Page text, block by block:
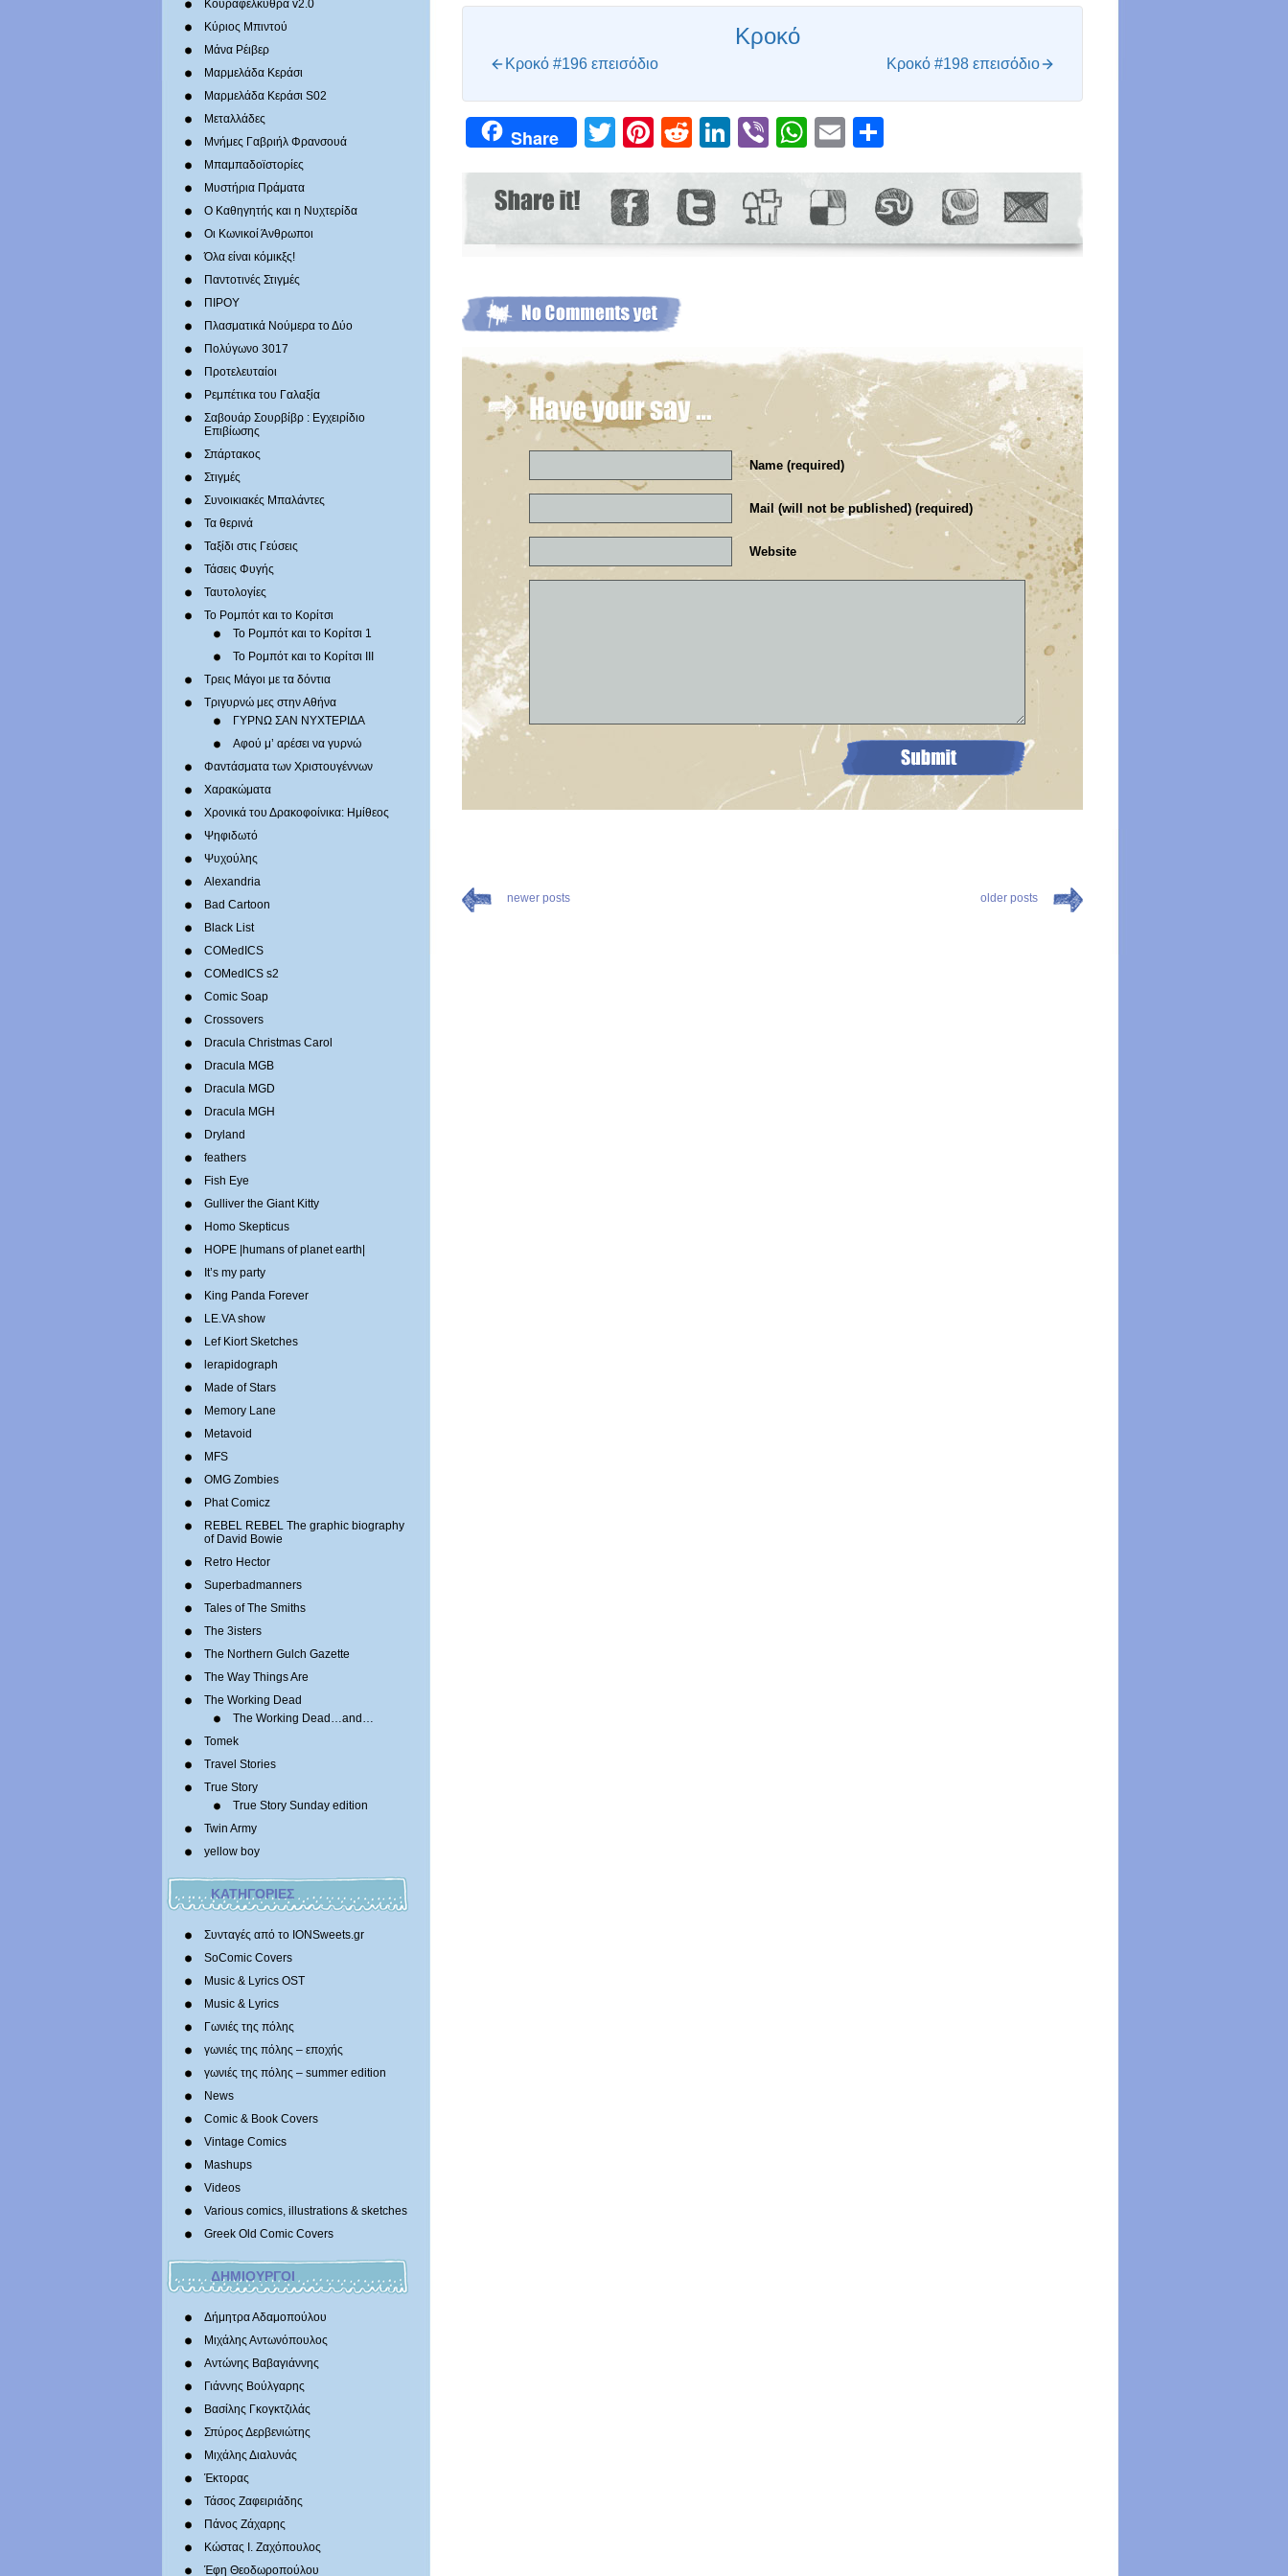
Κουραφέλκυθρα v2.0
Κύριος Μπιντού
Μάνα Ρέιβερ
Μαρμελάδα Κεράσι
Μαρμελάδα Κεράσι S02
Μεταλλάδες
Mνήμες Γαβριήλ Φρανσουά
Μπαμπαδοϊστορίες
Μυστήρια Πράματα
Ο Καθηγητής και η Νυχτερίδα
Οι Κωνικοί Άνθρωποι
Όλα είναι κόμικξς!
Παντοτινές Στιγμές
ΠΙΡΟΥ
Πλασματικά Νούμερα το Δύο
Πολύγωνο 3017
Προτελευταίοι
Ρεμπέτικα του Γαλαξία
Σαβουάρ Σουρβίβρ : Εγχειρίδιο
Επιβίωσης
Σπάρτακος
Στιγμές
Συνοικιακές Μπαλάντες
Τα θερινά
Ταξίδι στις Γεύσεις
Τάσεις Φυγής
Ταυτολογίες
Το Ρομπότ και το Κορίτσι
Το Ρομπότ και το Κορίτσι 1
Το Ρομπότ και το Κορίτσι III
Τρεις Μάγοι με τα δόντια
Τριγυρνώ μες στην Αθήνα
ΓΥΡΝΩ ΣΑΝ ΝΥΧΤΕΡΙΔΑ
Αφού μ’ αρέσει να γυρνώ
Φαντάσματα των Χριστουγέννων
Χαρακώματα
Χρονικά του Δρακοφοίνικα: Ημίθεος
Ψηφιδωτό
Ψυχούλης
Alexandria
Bad Cartoon
Black List
COMedICS
COMedICS s2
Comic Soap
Crossovers
Dracula Christmas Carol
Dracula MGB
Dracula MGD
Dracula MGH
Dryland
feathers
Fish Eye
Gulliver the Giant Kitty
Homo Skepticus
HOPE |humans of planet earth|
It’s my party
King Panda Forever
LE.VA show
Lef Kiort Sketches
lerapidograph
Made of Stars
Memory Lane
Metavoid
MFS
OMG Zombies
Phat Comicz
REBEL REBEL The graphic biography
of David Bowie
Retro Hector
Superbadmanners
Tales of The Smiths
The 3isters
The Northern Gulch Gazette
The Way Things Are
The Working Dead
The Working Dead…and…
Tomek
Travel Stories
True Story
True Story Sunday edition
Twin Army
yellow boy
ΚΑΤΗΓΟΡΙΕΣ
Συνταγές από το IONSweets.gr
SoComic Covers
Music & Lyrics OST
Music & Lyrics
Γωνιές της πόλης
γωνιές της πόλης – εποχής
γωνιές της πόλης – summer edition
News
Comic & Book Covers
Vintage Comics
Mashups
Videos
Various comics, illustrations & sketches
Greek Old Comic Covers
ΔΗΜΙΟΥΡΓΟΙ
Δήμητρα Αδαμοπούλου
Μιχάλης Αντωνόπουλος
Αντώνης Βαβαγιάννης
Γιάννης Βούλγαρης
Βασίλης Γκογκτζιλάς
Σπύρος Δερβενιώτης
Mιχάλης Διαλυνάς
Έκτορας
Τάσος Ζαφειριάδης
Πάνος Ζάχαρης
Κώστας Ι. Ζαχόπουλoς
Έφη Θεοδωροπούλου
Κροκό
Κροκό #196 επεισόδιο Κροκό #198 επεισόδιο
Share Twitter
Pinterest
RedditLinkedIn
ViberWhatsApp
Email
Name (required)
Mail (will not be published) (required)
Website
newer posts older posts